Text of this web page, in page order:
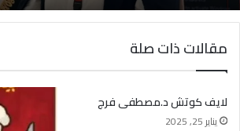
شروق مجدي محمد علي.. نموذج مشرف
الصعيد وطموح يقود لتطوير العلاج الطبيعي
مقالات ذات صلة
لايف كوتش د.مصطفى فرج
يناير 25, 2025